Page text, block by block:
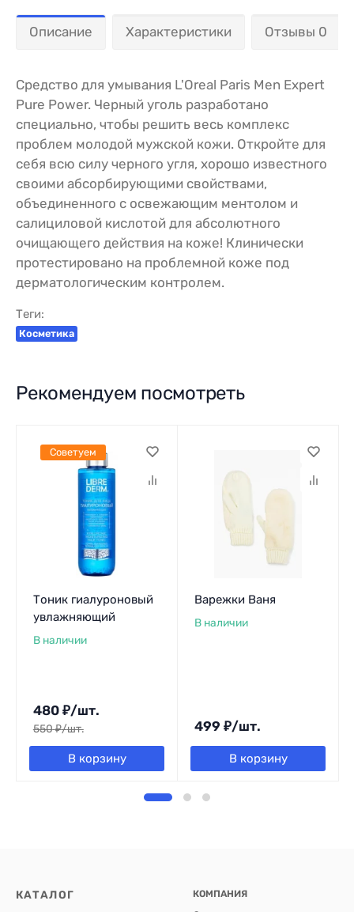
Описание Характеристики Отзывы 0
Средство для умывания L'Oreal Paris Men Expert
Pure Power. Черный уголь разработано
специально, чтобы решить весь комплекс
проблем молодой мужской кожи. Откройте для
себя всю силу черного угля, хорошо известного
своими абсорбирующими свойствами,
объединенного с освежающим ментолом и
салициловой кислотой для абсолютного
очищающего действия на коже! Клинически
протестировано на проблемной коже под
дерматологическим контролем.
Теги:
Косметика
Рекомендуем посмотреть
Тоник гиалуроновый
увлажняющий
В наличии
480 ₽/шт.
550₽/шт.
В корзину
Советуем
Варежки Ваня
В наличии
499 ₽/шт.
В корзину
КАТАЛОГ КОМПАНИЯ